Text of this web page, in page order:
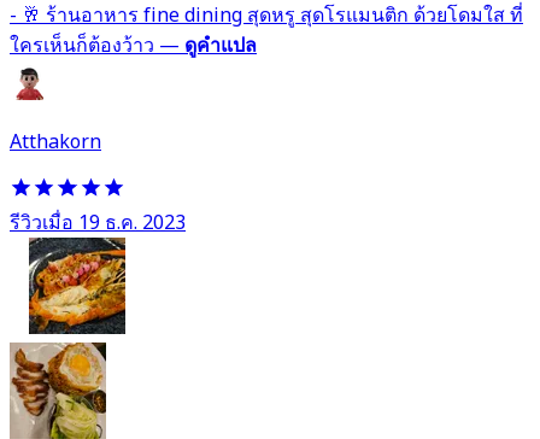
- 🥂 ร้านอาหาร fine dining สุดหรู สุดโรแมนติก ด้วยโดมใส ที่
ใครเห็นก็ต้องว้าว—ดูคำแปล
Atthakorn
รีวิวเมื่อ 19 ธ.ค. 2023